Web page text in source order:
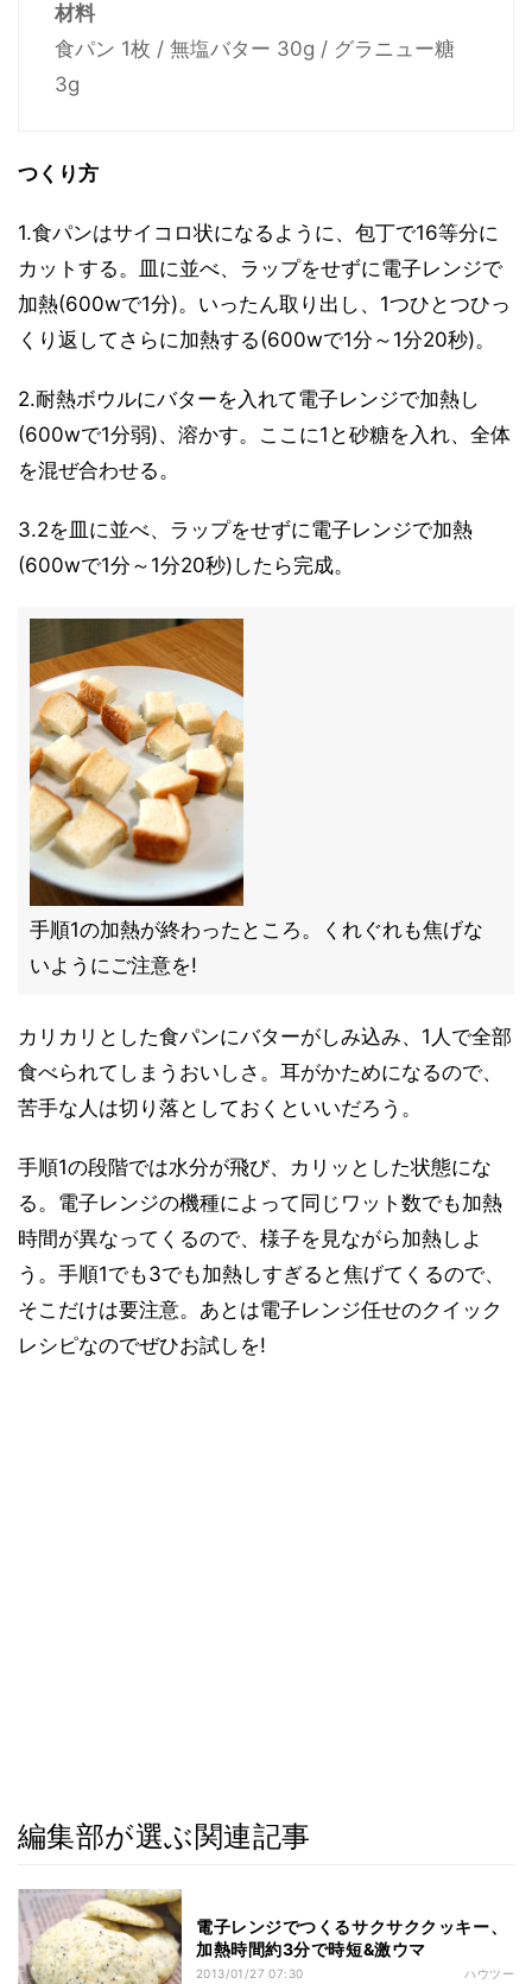
材料
食パン 1枚 / 無塩バター 30g / グラニュー糖
3g
つくり方
1.食パンはサイコロ状になるように、包丁で16等分に
カットする。皿に並べ、ラップをせずに電子レンジで
加熱(600wで1分)。いったん取り出し、1つひとつひっ
くり返してさらに加熱する(600wで1分～1分20秒)。
2.耐熱ボウルにバターを入れて電子レンジで加熱し
(600wで1分弱)、溶かす。ここに1と砂糖を入れ、全体
を混ぜ合わせる。
3.2を皿に並べ、ラップをせずに電子レンジで加熱
(600wで1分～1分20秒)したら完成。
手順1の加熱が終わったところ。くれぐれも焦げな
いようにご注意を!
カリカリとした食パンにバターがしみ込み、1人で全部
食べられてしまうおいしさ。耳がかためになるので、
苦手な人は切り落としておくといいだろう。
手順1の段階では水分が飛び、カリッとした状態にな
る。電子レンジの機種によって同じワット数でも加熱
時間が異なってくるので、様子を見ながら加熱しよ
う。手順1でも3でも加熱しすぎると焦げてくるので、
そこだけは要注意。あとは電子レンジ任せのクイック
レシピなのでぜひお試しを!
編集部が選ぶ関連記事
電子レンジでつくるサクサククッキー、
加熱時間約3分で時短&激ウマ
2013/01/27 07:30 ハウツー